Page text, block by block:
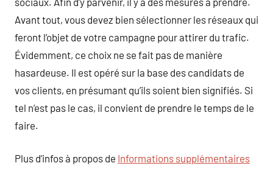
Avant tout, vous devez bien sélectionner les réseaux qui
feront l’objet de votre campagne pour attirer du trafic.
Évidemment, ce choix ne se fait pas de manière
hasardeuse. Il est opéré sur la base des candidats de
vos clients, en présumant qu’ils soient bien signifiés. Si
tel n’est pas le cas, il convient de prendre le temps de le
faire.
Plus d’infos à propos de Informations supplémentaires